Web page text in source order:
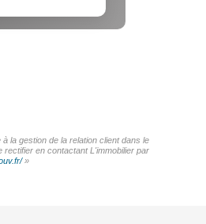
la gestion de la relation client dans le
en contactant L'immobilier par
»